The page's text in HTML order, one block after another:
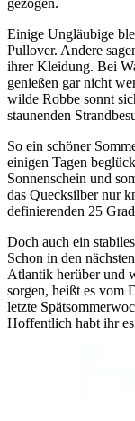
Einige Ungläubige
Pullover. Andere
ihrer Kleidung. Bei
genießen gar nicht
wilde Robbe sonnt
staunenden
So ein schöner
einigen Tagen
Sonnenschein und
das Quecksilber nur
definierenden 25
Doch auch ein
Schon in den
Atlantik herüber und
sorgen, heißt es vom
letzte
Hoffentlich habt ihr